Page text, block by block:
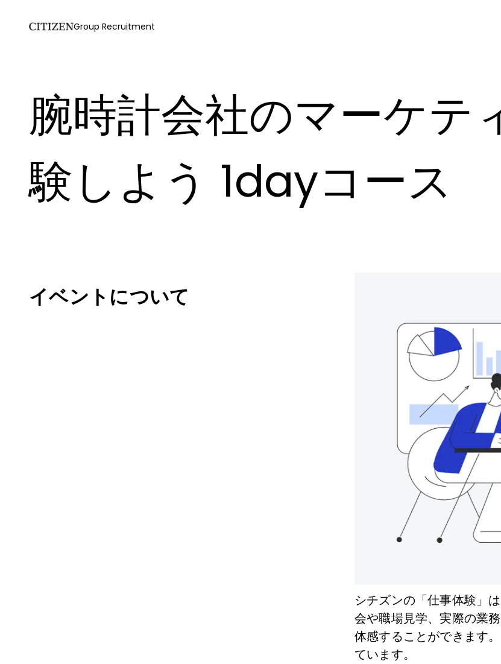
Group Recruitment
腕時計会社のマーケテ
験しよう 1dayコース
イベントについて
シチズンの「仕事体験」
会や職場見学、実際の業
体感することができます
ています。